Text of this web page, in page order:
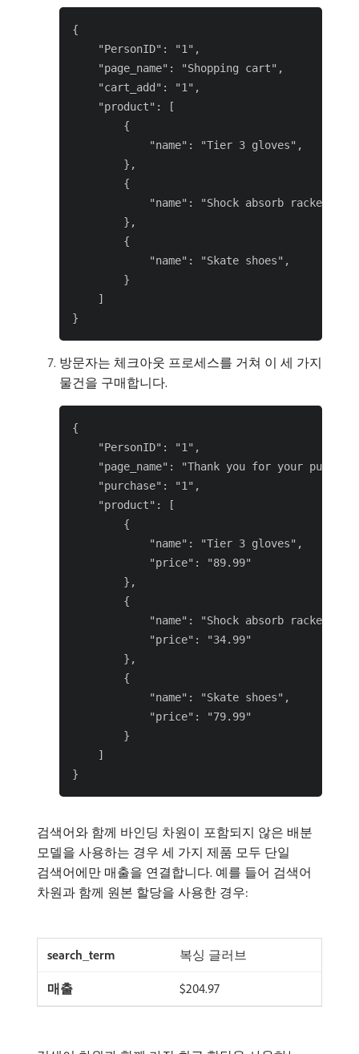
{
    "PersonID": "1",
    "page_name": "Shopping cart",
    "cart_add": "1",
    "product": [
        {
            "name": "Tier 3 gloves",
        },
        {
            "name": "Shock absorb racket",
        },
        {
            "name": "Skate shoes",
        }
    ]
방문자는 체크아웃 프로세스를 거쳐 이 세 가지
물건을 구매합니다.
{
    "PersonID": "1",
"page_name": "Thank you for your
    "purchase": "1",
    "product": [
        {
            "name": "Tier 3 gloves",
            "price": "89.99"
        },
        {
            "name": "Shock absorb racket",
            "price": "34.99"
        },
        {
            "name": "Skate shoes",
            "price": "79.99"
        }
    ]
검색어와 함께 바인딩 차원이 포함되지 않은 배분
모델을 사용하는 경우 세 가지 제품 모두 단일
검색어에만 매출을 연결합니다. 예를 들어 검색어
차원과 함께 원본 할당을 사용한 경우:
복싱 글러브
$204.97